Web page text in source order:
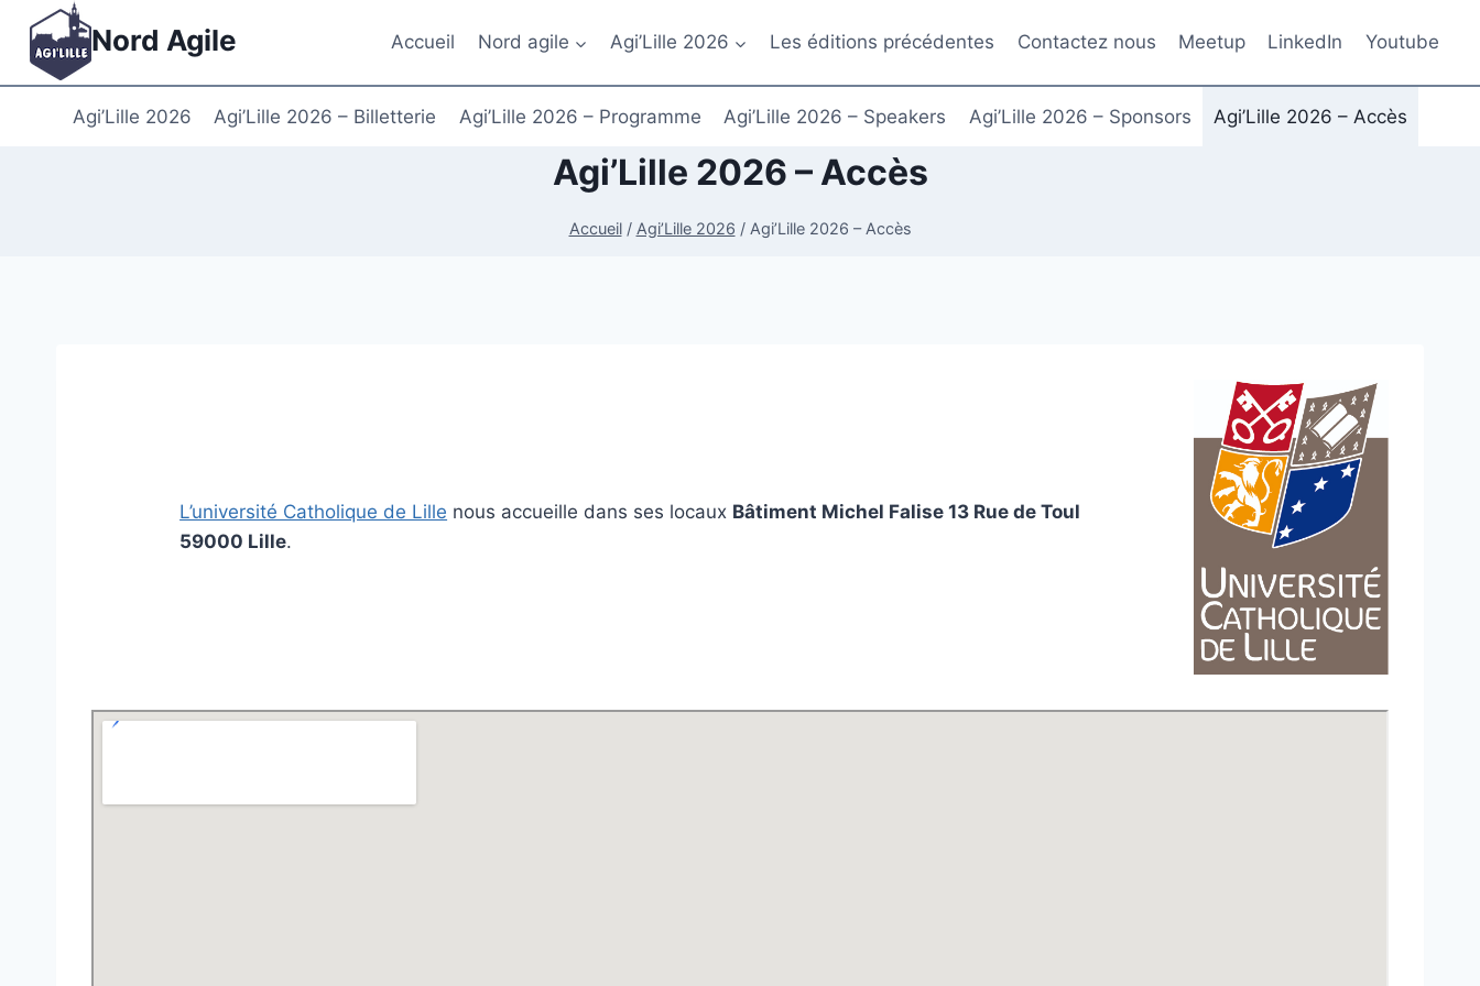
contenu
Nord Agile Accueil Nord agile Agi’Lille 2026 Les éditions précédentes Contactez nous Meetup LinkedIn Youtube
Agi’Lille 2026 Agi’Lille 2026 – Billetterie Agi’Lille 2026 – Programme Agi’Lille 2026 – Speakers Agi’Lille 2026 – Sponsors Agi’Lille 2026 – Accès
Agi’Lille 2026 – Accès
Accueil / Agi’Lille 2026 / Agi’Lille 2026 – Accès
L’université Catholique de Lille nous accueille dans ses locaux Bâtiment Michel Falise 13 Rue de Toul
59000 Lille.